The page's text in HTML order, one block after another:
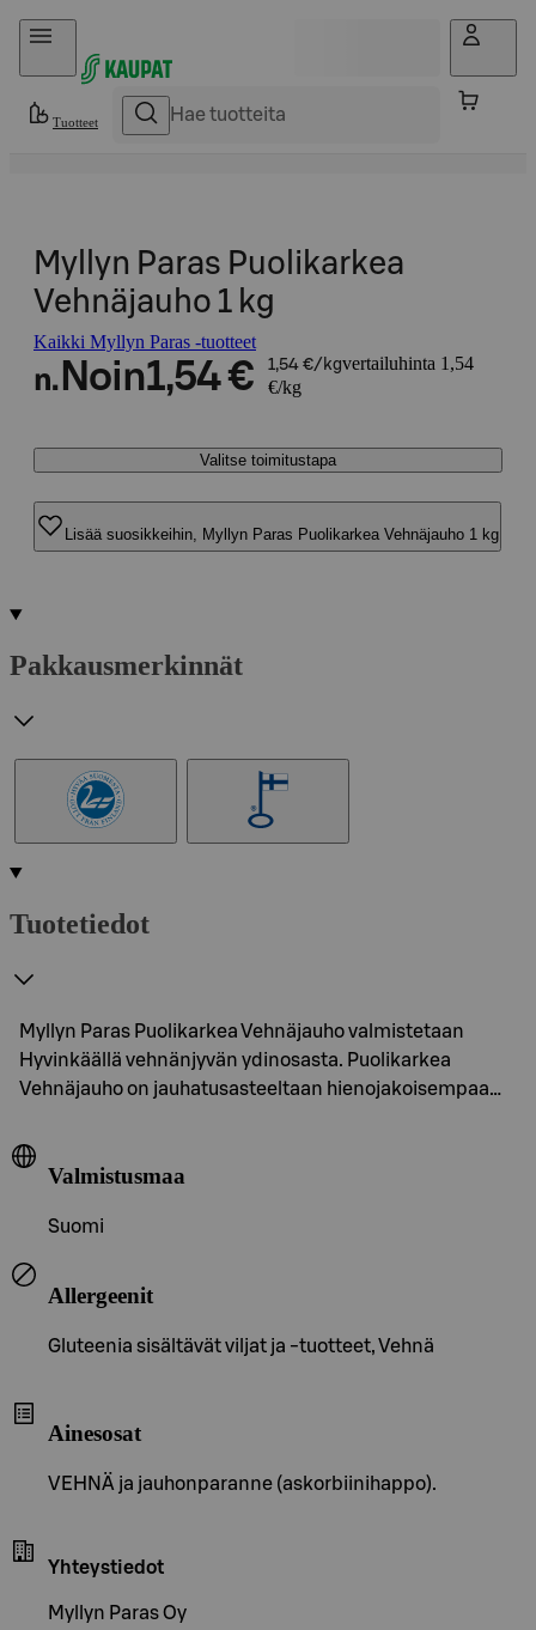
Hyppää sisältöön
Tuotteet
Myllyn Paras Puolikarkea
Vehnäjauho 1 kg
Kaikki Myllyn Paras -tuotteet
n. Noin1,54 € 1,54 €/kgvertailuhinta 1,54
€/kg
Valitse toimitustapa
Lisää suosikkeihin, Myllyn Paras Puolikarkea Vehnäjauho 1 kg
Pakkausmerkinnät
Tuotetiedot
Myllyn Paras Puolikarkea Vehnäjauho valmistetaan
Hyvinkäällä vehnänjyvän ydinosasta. Puolikarkea
Vehnäjauho on jauhatusasteeltaan hienojakoisempaa…
Valmistusmaa
Suomi
Allergeenit
Gluteenia sisältävät viljat ja -tuotteet, Vehnä
Ainesosat
VEHNÄ ja jauhonparanne (askorbiinihappo).
Yhteystiedot
Myllyn Paras Oy